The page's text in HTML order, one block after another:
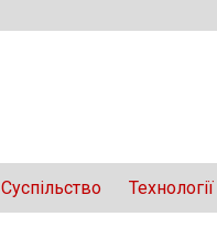
Суспільство Технології